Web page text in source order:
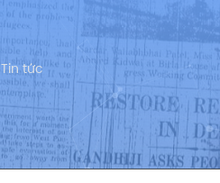
Tin tức